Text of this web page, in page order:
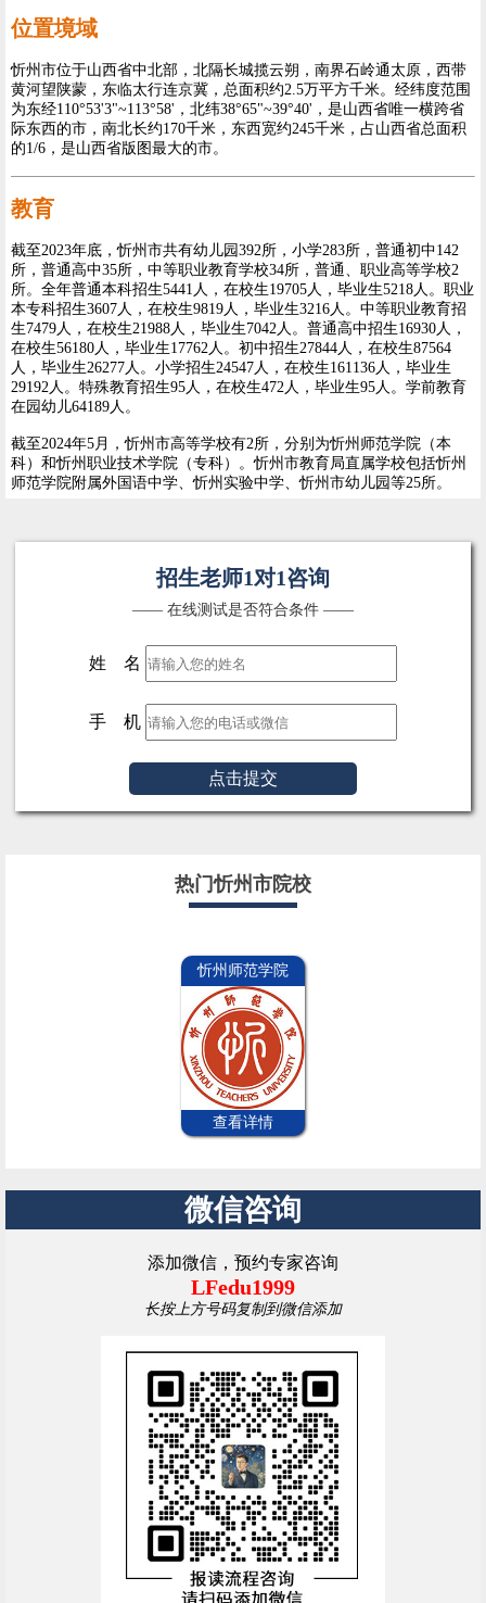
位置境域
忻州市位于山西省中北部，北隔长城揽云朔，南界石岭通太原，西带
黄河望陕蒙，东临太行连京冀，总面积约2.5万平方千米。经纬度范围
为东经110°53'3"~113°58'，北纬38°65"~39°40'，是山西省唯一横跨省
际东西的市，南北长约170千米，东西宽约245千米，占山西省总面积
的1/6，是山西省版图最大的市。
教育
截至2023年底，忻州市共有幼儿园392所，小学283所，普通初中142
所，普通高中35所，中等职业教育学校34所，普通、职业高等学校2
所。全年普通本科招生5441人，在校生19705人，毕业生5218人。职业
本专科招生3607人，在校生9819人，毕业生3216人。中等职业教育招
生7479人，在校生21988人，毕业生7042人。普通高中招生16930人，
在校生56180人，毕业生17762人。初中招生27844人，在校生87564
人，毕业生26277人。小学招生24547人，在校生161136人，毕业生
29192人。特殊教育招生95人，在校生472人，毕业生95人。学前教育
在园幼儿64189人。
截至2024年5月，忻州市高等学校有2所，分别为忻州师范学院（本
科）和忻州职业技术学院（专科）。忻州市教育局直属学校包括忻州
师范学院附属外国语中学、忻州实验中学、忻州市幼儿园等25所。
招生老师1对1咨询
—— 在线测试是否符合条件 ——
姓 名
手 机
点击提交
热门忻州市院校
忻州师范学院
查看详情
微信咨询
添加微信，预约专家咨询
LFedu1999
长按上方号码复制到微信添加